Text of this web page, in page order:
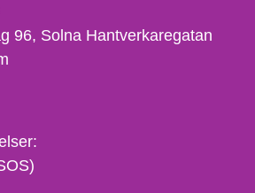
96, Solna Hantverkaregatan